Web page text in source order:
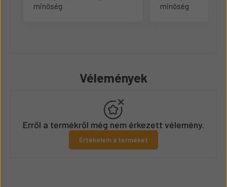
minőség
minőség
Vélemények
Erről a termékről még nem érkezett vélemény.
Értékelem a terméket